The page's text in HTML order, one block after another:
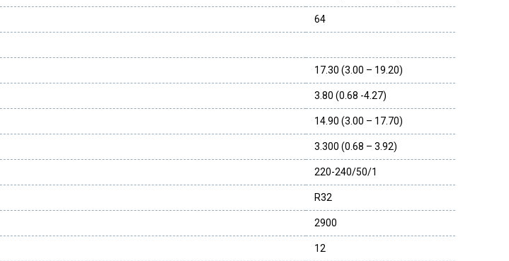
64
17.30 (3.00 – 19.20)
3.80 (0.68 -4.27)
14.90 (3.00 – 17.70)
3.300 (0.68 – 3.92)
220-240/50/1
R32
2900
12